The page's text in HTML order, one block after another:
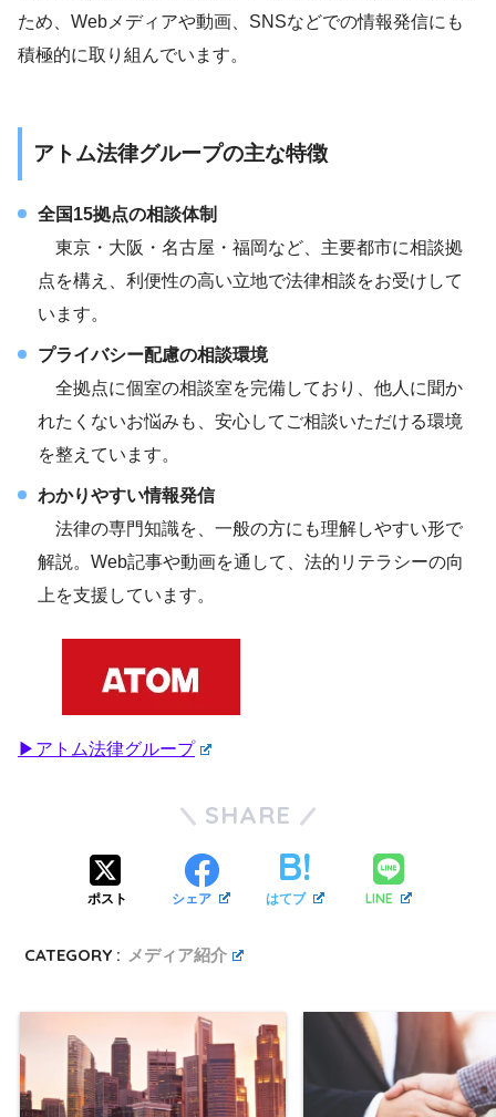
ため、Webメディアや動画、SNSなどでの情報発信にも
積極的に取り組んでいます。
アトム法律グループの主な特徴
全国15拠点の相談体制
東京・大阪・名古屋・福岡など、主要都市に相談拠
点を構え、利便性の高い立地で法律相談をお受けして
います。
プライバシー配慮の相談環境
全拠点に個室の相談室を完備しており、他人に聞か
れたくないお悩みも、安心してご相談いただける環境
を整えています。
わかりやすい情報発信
法律の専門知識を、一般の方にも理解しやすい形で
解説。Web記事や動画を通して、法的リテラシーの向
上を支援しています。
▶アトム法律グループ
SHARE
ポスト シェア はてブ LINE
CATEGORY : メディア紹介